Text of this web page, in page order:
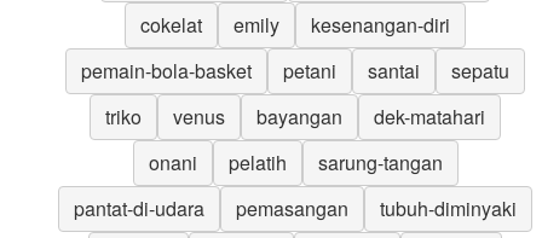
cokelat emily
kesenangan-diri
pemain-bola-basket
petani santai
sepatu
triko
venus bayangan
dek-matahari
onani
pelatih
sarung-tangan
pantat-di-udara
pemasangan
tubuh-diminyaki